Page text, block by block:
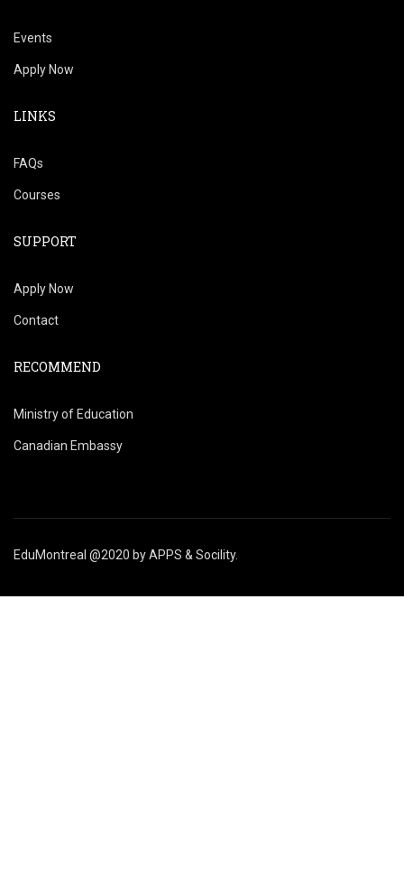
Events
Apply Now
LINKS
FAQs
Courses
SUPPORT
Apply Now
Contact
RECOMMEND
Ministry of Education
Canadian Embassy
EduMontreal @2020 byAPPS & Socility.